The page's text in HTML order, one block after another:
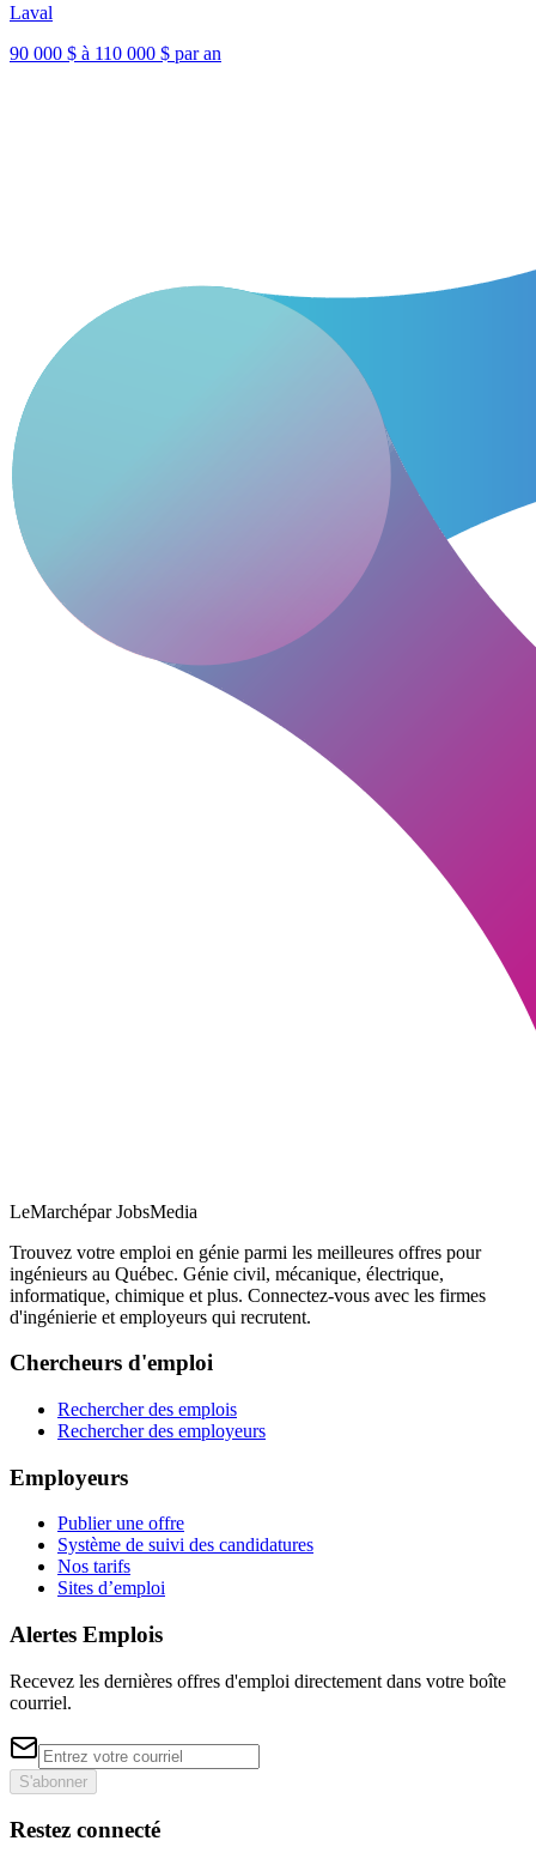
Laval
90 000 $ à 110 000 $ par an
LeMarchépar JobsMedia
Trouvez votre emploi en génie parmi les meilleures offres pour
ingénieurs au Québec. Génie civil, mécanique, électrique,
informatique, chimique et plus. Connectez-vous avec les firmes
d'ingénierie et employeurs qui recrutent.
Chercheurs d'emploi
Rechercher des emplois
Rechercher des employeurs
Employeurs
Publier une offre
Système de suivi des candidatures
Nos tarifs
Sites d’emploi
Alertes Emplois
Recevez les dernières offres d'emploi directement dans votre boîte
courriel.
S'abonner
Restez connecté